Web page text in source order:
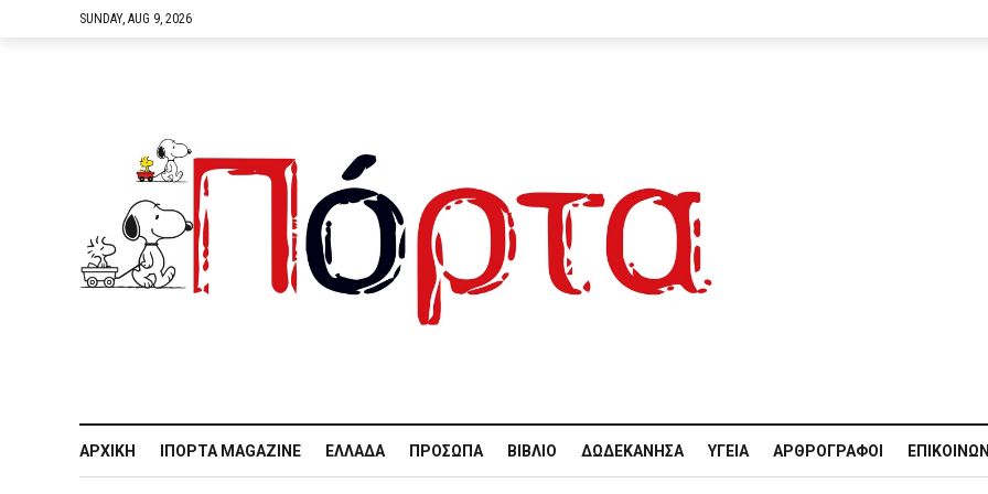
SUNDAY, AUG 9, 2026
ΑΡΧΙΚΉ IΠΌΡΤΑ MAGAZINE ΕΛΛΆΔΑ ΠΡΌΣΩΠΑ ΒΙΒΛΊΟ ΔΩΔΕΚΆΝΗΣΑ ΥΓΕΊΑ ΑΡΘΡΟΓΡΆΦΟΙ